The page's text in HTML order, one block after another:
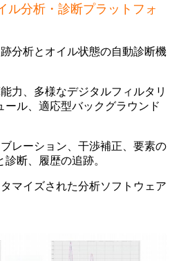
ル分析・診断プラットフォ
分析とオイル状態の自動診断機
力、多様なデジタルフィルタリ
ール、適応型バックグラウンド
レーション、干渉補正、要素の
断、履歴の追跡。
マイズされた分析ソフトウェア